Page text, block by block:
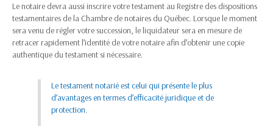
Le notaire devra aussi inscrire votre testament au Registre des dispositions
testamentaires de la Chambre de notaires du Québec. Lorsque le moment
sera venu de régler votre succession, le liquidateur sera en mesure de
retracer rapidement l’identité de votre notaire afin d’obtenir une copie
authentique du testament si nécessaire.
Le testament notarié est celui qui présente le plus
d’avantages en termes d’efficacité juridique et de
protection.